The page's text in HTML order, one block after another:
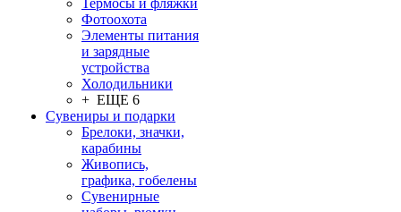
Термосы и фляжки
Фотоохота
Элементы питания
и зарядные
устройства
Холодильники
+ ЕЩЕ 6
Сувениры и подарки
Брелоки, значки,
карабины
Живопись,
графика, гобелены
Сувенирные